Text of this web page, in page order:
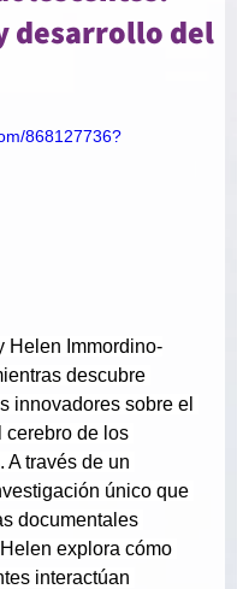
desarrollo del
868127736?
Helen Immordino-
descubre
innovadores sobre el
cerebro de los
A través de un
único que
documentales
explora cómo
interactúan